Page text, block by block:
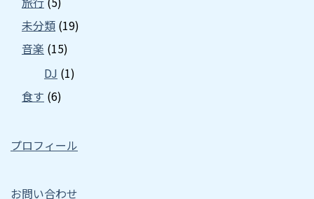
未分類 (19)
音楽 (15)
DJ (1)
食す (6)
プロフィール
お問い合わせ